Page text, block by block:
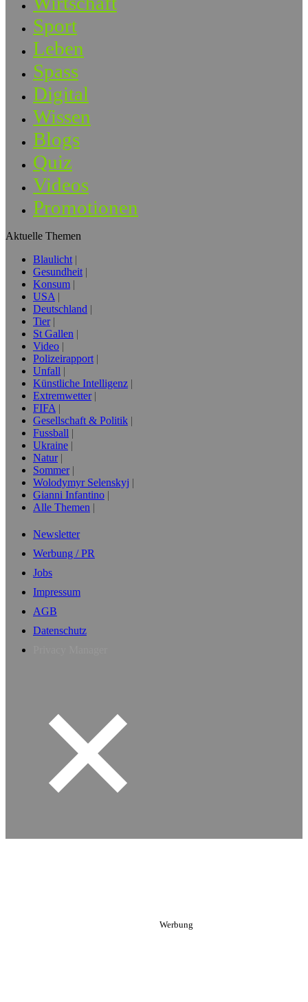
Sport
Leben
Spass
Digital
Wissen
Blogs
Quiz
Videos
Promotionen
Aktuelle Themen
Blaulicht
Gesundheit
Konsum
USA
Deutschland
Tier
St Gallen
Video
Polizeirapport
Unfall
Künstliche Intelligenz
Extremwetter
FIFA
Gesellschaft & Politik
Fussball
Ukraine
Natur
Sommer
Wolodymyr Selenskyj
Gianni Infantino
Alle Themen
Newsletter
Werbung / PR
Jobs
Impressum
AGB
Datenschutz